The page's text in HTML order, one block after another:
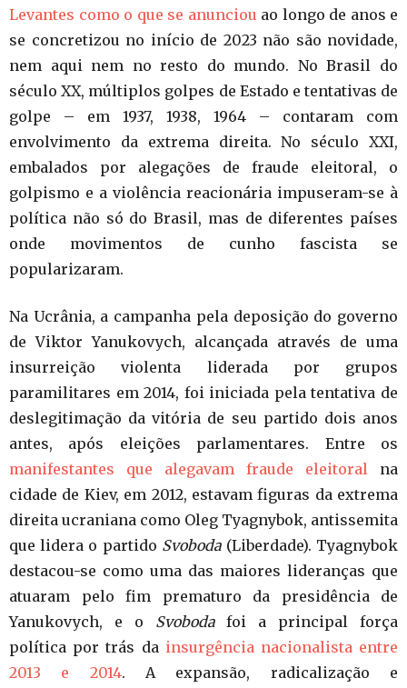
Levantes como o que se anunciou ao longo de anos e
se concretizou no início de 2023 não são novidade,
nem aqui nem no resto do mundo. No Brasil do
século XX, múltiplos golpes de Estado e tentativas de
golpe – em 1937, 1938, 1964 – contaram com
envolvimento da extrema direita. No século XXI,
embalados por alegações de fraude eleitoral, o
golpismo e a violência reacionária impuseram-se à
política não só do Brasil, mas de diferentes países
onde movimentos de cunho fascista se
popularizaram.
Na Ucrânia, a campanha pela deposição do governo
de Viktor Yanukovych, alcançada através de uma
insurreição violenta liderada por grupos
paramilitares em 2014, foi iniciada pela tentativa de
deslegitimação da vitória de seu partido dois anos
antes, após eleições parlamentares. Entre os
manifestantes que alegavam fraude eleitoral na
cidade de Kiev, em 2012, estavam figuras da extrema
direita ucraniana como Oleg Tyagnybok, antissemita
que lidera o partido Svoboda (Liberdade). Tyagnybok
destacou-se como uma das maiores lideranças que
atuaram pelo fim prematuro da presidência de
Yanukovych, e o Svobodafoi a principal força
política por trás da insurgência nacionalista entre
2013 e 2014. A expansão, radicalização e